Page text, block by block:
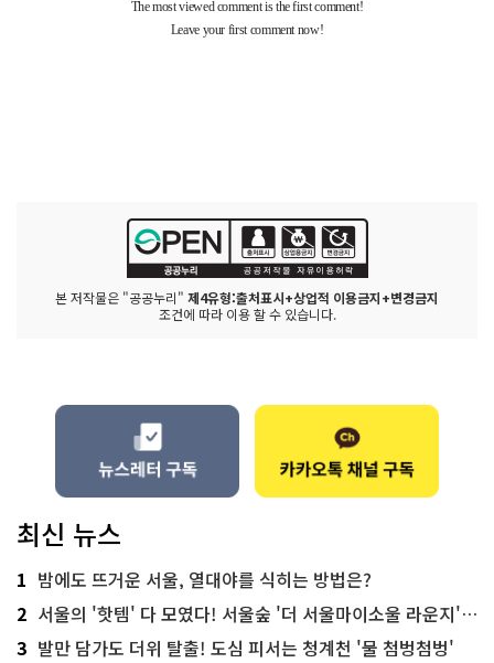
본 저작물은 "공공누리" 제4유형:출처표시+상업적 이용금지+변경금지
조건에 따라 이용 할 수 있습니다.
최신 뉴스
1 밤에도 뜨거운 서울, 열대야를 식히는 방법은?
2 서울의 '핫템' 다 모였다! 서울숲 '더 서울마이소울 라운지' 오픈
3 발만 담가도 더위 탈출! 도심 피서는 청계천 '물 첨벙첨벙'